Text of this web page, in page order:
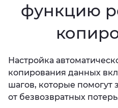
функцию
Настройка
копирования данных
шагов, которые помогут
от безвозвратных